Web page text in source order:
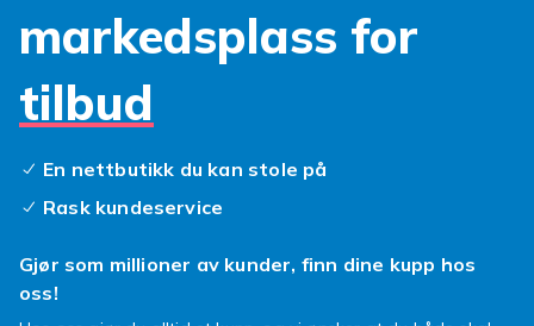
støt og forhindrer stygge merker fra fall, slik at
telefonen din ser ny ut lenger. Men
beskyttelse handler ikke bare om robusthet.
Det handler også om å uttrykke din personlige
funksjonelle modeller med kortlommer eller
stativfunksjon, har vi noe for enhver smak. Et
mobilens utseende, samtidig som det gir
markedsplass for
tilbud
En nettbutikk du kan stole på
Rask kundeservice
Gjør som millioner av kunder, finn dine kupp hos
oss!